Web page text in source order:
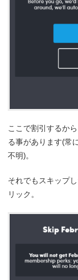
ここで割引するか
る事があります(常
不明)。
それでもスキップ
リック。